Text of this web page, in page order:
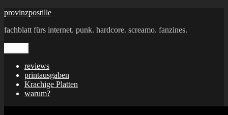
Zum
springen
provinzpostille
fachblatt fürs internet. punk. hardcore. screamo. fanzines.
reviews
printausgaben
Krachige Platten
warum?